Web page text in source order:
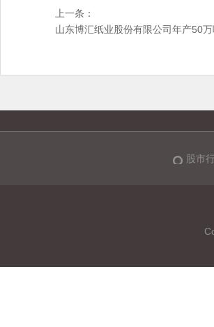
上一条：
山东博汇纸业股份有限公司年产50
股市